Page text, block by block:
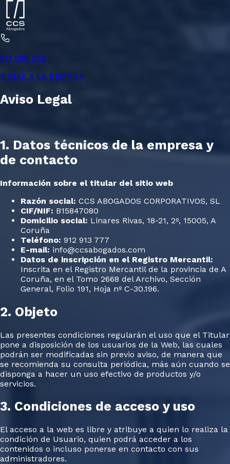
911 088 000
7 DÍAS A LA SEMANA
Aviso Legal
1. Datos técnicos de la empresa y
de contacto
Información sobre el titular del sitio web
Razón social: CCS ABOGADOS CORPORATIVOS, SL
CIF/NIF: B15847080
Domicilio social: Linares Rivas, 18-21, 2º, 15005, A
Coruña
Teléfono: 912 913 777
E-mail: info@ccsabogados.com
Datos de inscripción en el Registro Mercantil:
Inscrita en el Registro Mercantil de la provincia de A
Coruña, en el Tomo 2668 del Archivo, Sección
General, Folio 191, Hoja nº C-30.196.
2. Objeto
Las presentes condiciones regularán el uso que el Titular
pone a disposición de los usuarios de la Web, las cuales
podrán ser modificadas sin previo aviso, de manera que
se recomienda su consulta periódica, más aún cuando se
disponga a hacer un uso efectivo de productos y/o
servicios.
3. Condiciones de acceso y uso
El acceso a la web es libre y atribuye a quien lo realiza la
condición de Usuario, quien podrá acceder a los
contenidos o incluso ponerse en contacto con sus
administradores.